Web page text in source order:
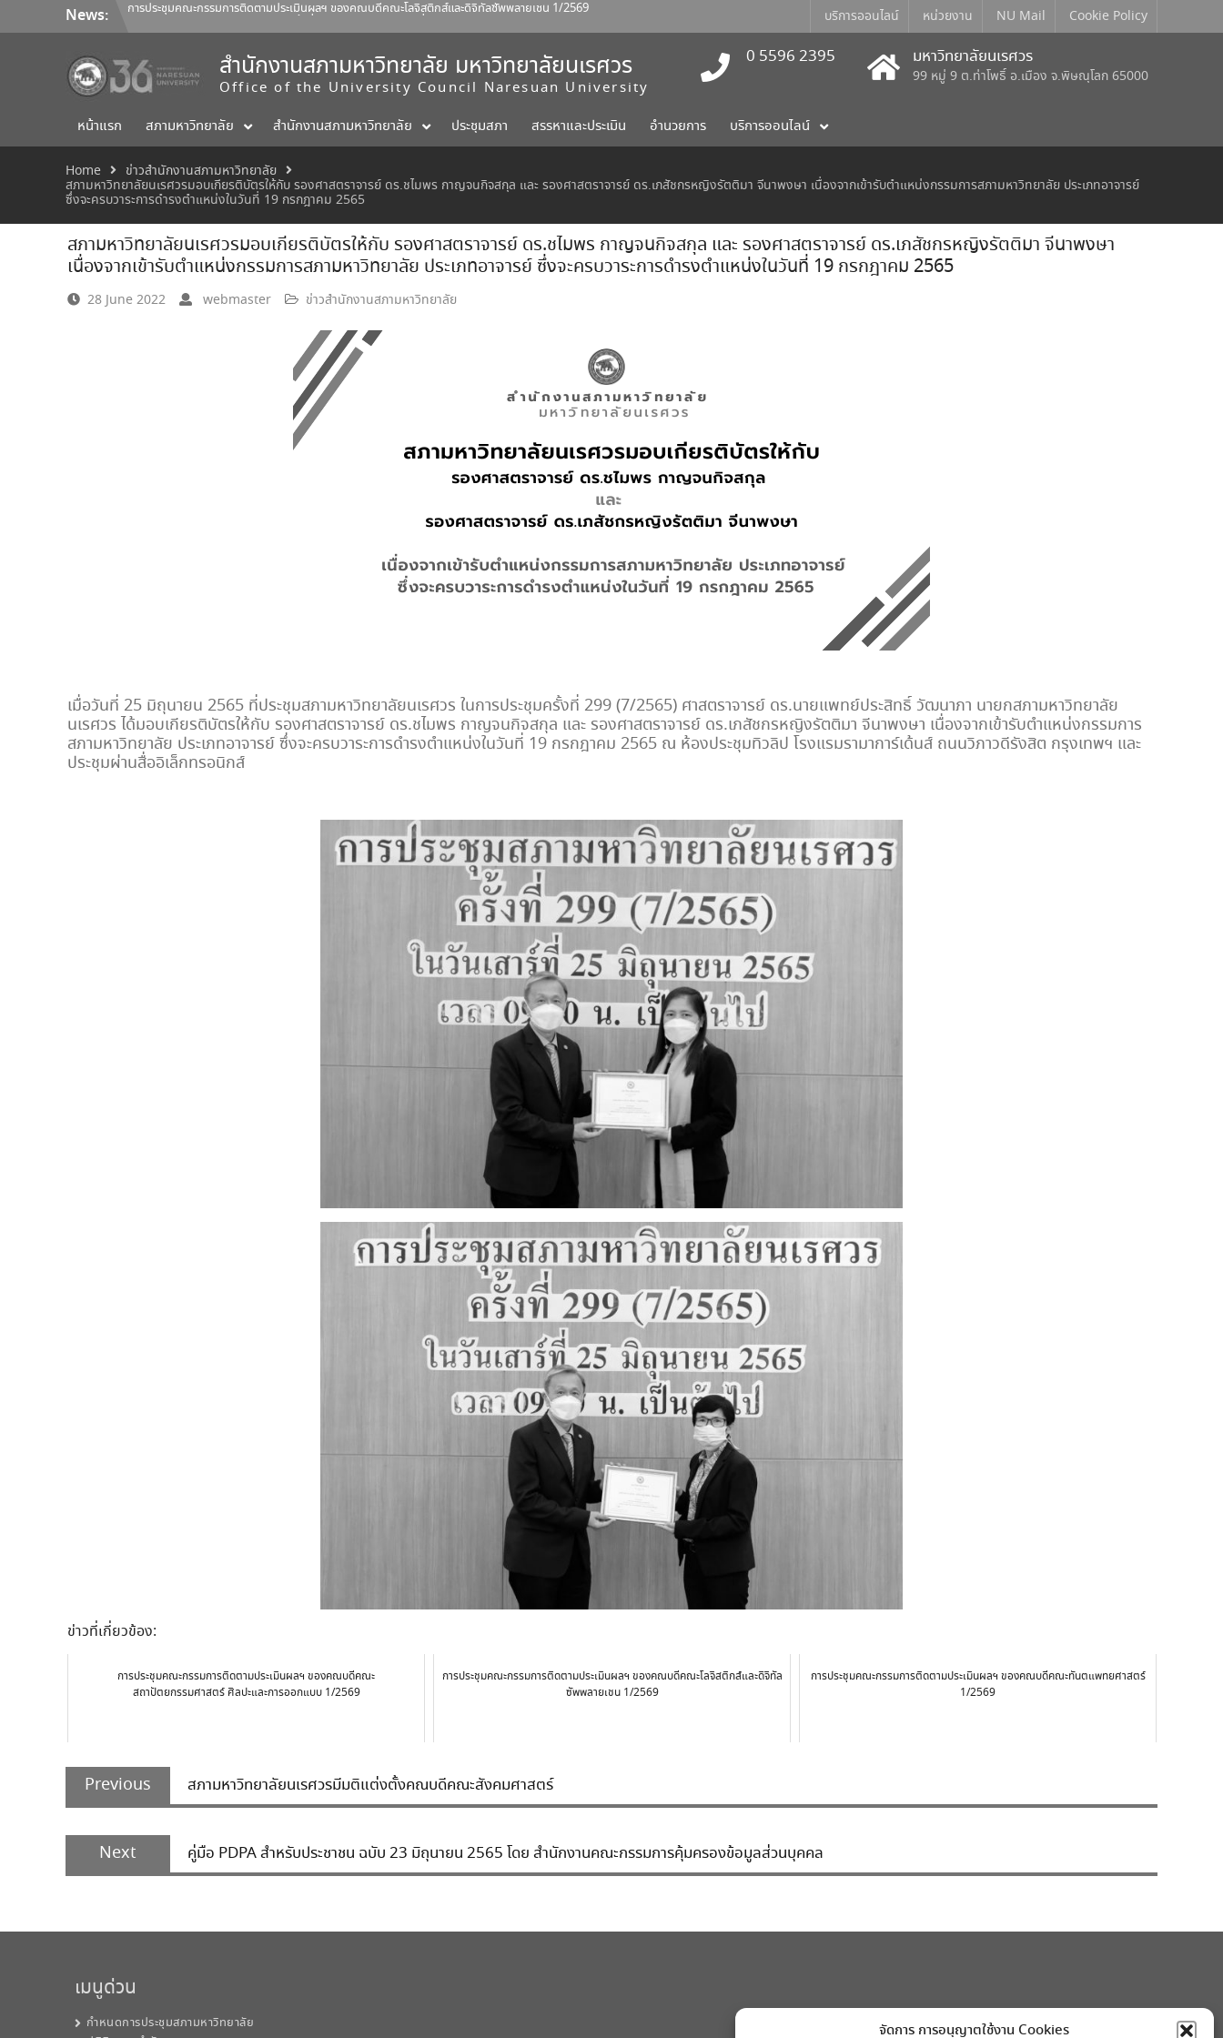
จัดการ การอนุญาตใช้งาน Cookies
content
News: การประชุมสภามหาวิทยาลัยนเรศวร ครั้งที่ 350 (8/2569) วันเสาร์ที่ 1 สิงหาคม 2569
ออกแบบ 1/2569
บริการออนไลน์ หน่วยงาน NU Mail Cookie Policy
สำนักงานสภามหาวิทยาลัย มหาวิทยาลัยนเรศวร
Office of the University Council Naresuan University
0 5596 2395 มหาวิทยาลัยนเรศวร
99 หมู่ 9 ต.ท่าโพธิ์ อ.เมือง จ.พิษณุโลก 65000
หน้าแรก สภามหาวิทยาลัย สำนักงานสภามหาวิทยาลัย ประชุมสภา สรรหาและประเมิน อำนวยการ บริการออนไลน์
Home
ข่าวสำนักงานสภามหาวิทยาลัย
สภามหาวิทยาลัยนเรศวรมอบเกียรติบัตรให้กับ รองศาสตราจารย์ ดร.ชไมพร กาญจนกิจสกุล และ รองศาสตราจารย์ ดร.เภสัชกรหญิงรัตติมา จีนาพงษา เนื่องจากเข้ารับตำแหน่งกรรมการสภามหาวิทยาลัย ประเภทอาจารย์
ซึ่งจะครบวาระการดำรงตำแหน่งในวันที่ 19 กรกฎาคม 2565
สภามหาวิทยาลัยนเรศวรมอบเกียรติบัตรให้กับ รองศาสตราจารย์ ดร.ชไมพร กาญจนกิจสกุล และ รองศาสตราจารย์ ดร.เภสัชกรหญิงรัตติมา จีนาพงษา
เนื่องจากเข้ารับตำแหน่งกรรมการสภามหาวิทยาลัย ประเภทอาจารย์ ซึ่งจะครบวาระการดำรงตำแหน่งในวันที่ 19 กรกฎาคม 2565
28 June 2022 webmaster ข่าวสำนักงานสภามหาวิทยาลัย
เมื่อวันที่ 25 มิถุนายน 2565 ที่ประชุมสภามหาวิทยาลัยนเรศวร ในการประชุมครั้งที่ 299 (7/2565) ศาสตราจารย์ ดร.นายแพทย์ประสิทธิ์ วัฒนาภา นายกสภามหาวิทยาลัย
นเรศวร ได้มอบเกียรติบัตรให้กับ รองศาสตราจารย์ ดร.ชไมพร กาญจนกิจสกุล และ รองศาสตราจารย์ ดร.เภสัชกรหญิงรัตติมา จีนาพงษา เนื่องจากเข้ารับตำแหน่งกรรมการ
สภามหาวิทยาลัย ประเภทอาจารย์ ซึ่งจะครบวาระการดำรงตำแหน่งในวันที่ 19 กรกฎาคม 2565 ณ ห้องประชุมทิวลิป โรงแรมรามาการ์เด้นส์ ถนนวิภาวดีรังสิต กรุงเทพฯ และ
ประชุมผ่านสื่ออิเล็กทรอนิกส์
ข่าวที่เกี่ยวข้อง:
การประชุมคณะกรรมการติดตามประเมินผลฯ ของคณบดีคณะ
สถาปัตยกรรมศาสตร์ ศิลปะและการออกแบบ 1/2569
การประชุมคณะกรรมการติดตามประเมินผลฯ ของคณบดีคณะโลจิสติกส์และดิจิทัล
ซัพพลายเชน 1/2569
การประชุมคณะกรรมการติดตามประเมินผลฯ ของคณบดีคณะทันตแพทยศาสตร์
1/2569
Post
navigation
Previous
Previous
post:
สภามหาวิทยาลัยนเรศวรมีมติแต่งตั้งคณบดีคณะสังคมศาสตร์
Next
Next
post:
คู่มือ PDPA สำหรับประชาชน ฉบับ 23 มิถุนายน 2565 โดย สำนักงานคณะกรรมการคุ้มครองข้อมูลส่วนบุคคล
เมนูด่วน
กำหนดการประชุมสภามหาวิทยาลัย